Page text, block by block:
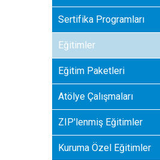
Sertifika Programları
Eğitimler
Eğitim Paketleri
Atölye Çalışmaları
ZIP'lenmiş Eğitimler
Kuruma Özel Eğitimler